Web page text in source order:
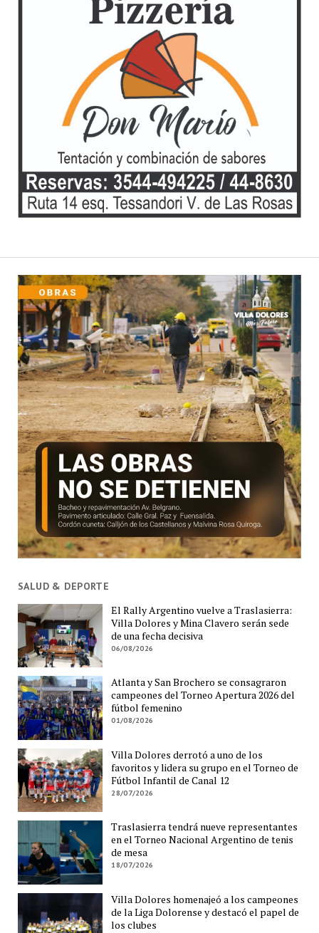
SALUD & DEPORTE
El Rally Argentino vuelve a Traslasierra:
Villa Dolores y Mina Clavero serán sede
de una fecha decisiva
06/08/2026
Atlanta y San Brochero se consagraron
campeones del Torneo Apertura 2026 del
fútbol femenino
01/08/2026
Villa Dolores derrotó a uno de los
favoritos y lidera su grupo en el Torneo de
Fútbol Infantil de Canal 12
28/07/2026
Traslasierra tendrá nueve representantes
en el Torneo Nacional Argentino de tenis
de mesa
18/07/2026
Villa Dolores homenajeó a los campeones
de la Liga Dolorense y destacó el papel de
los clubes